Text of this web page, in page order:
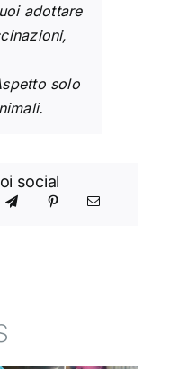
adottare
solo
social